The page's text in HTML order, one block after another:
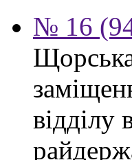
№ 16
відділу